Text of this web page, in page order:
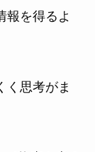
報を得るよ
く思考がま